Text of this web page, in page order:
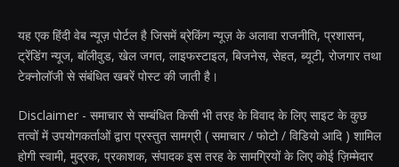
यह एक हिंदी वेब न्यूज़ पोर्टल है जिसमें ब्रेकिंग न्यूज़ के अलावा राजनीति, प्रशासन,
ट्रेंडिंग न्यूज, बॉलीवुड, खेल जगत, लाइफस्टाइल, बिजनेस, सेहत, ब्यूटी, रोजगार तथा
टेक्नोलॉजी से संबंधित खबरें पोस्ट की जाती है।
Disclaimer - समाचार से सम्बंधित किसी भी तरह के विवाद के लिए साइट के कुछ
तत्वों में उपयोगकर्ताओं द्वारा प्रस्तुत सामग्री ( समाचार / फोटो / विडियो आदि ) शामिल
होगी स्वामी, मुद्रक, प्रकाशक, संपादक इस तरह के सामग्रियों के लिए कोई ज़िम्मेदार